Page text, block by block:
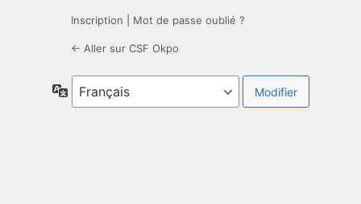
Inscription Mot de passe oublié ?
← Aller sur CSF Okpo
Langue